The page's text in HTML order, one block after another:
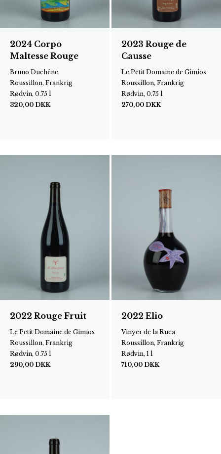
2024 Corpo
Maltesse Rouge
Bruno Duchêne
Roussillon, Frankrig
Rødvin, 0.75 l
320,00 DKK
2023 Rouge de
Causse
Le Petit Domaine de Gimios
Roussillon, Frankrig
Rødvin, 0.75 l
270,00 DKK
2022 Rouge Fruit
Le Petit Domaine de Gimios
Roussillon, Frankrig
Rødvin, 0.75 l
290,00 DKK
2022 Elio
Vinyer de la Ruca
Roussillon, Frankrig
Rødvin, 1 l
710,00 DKK